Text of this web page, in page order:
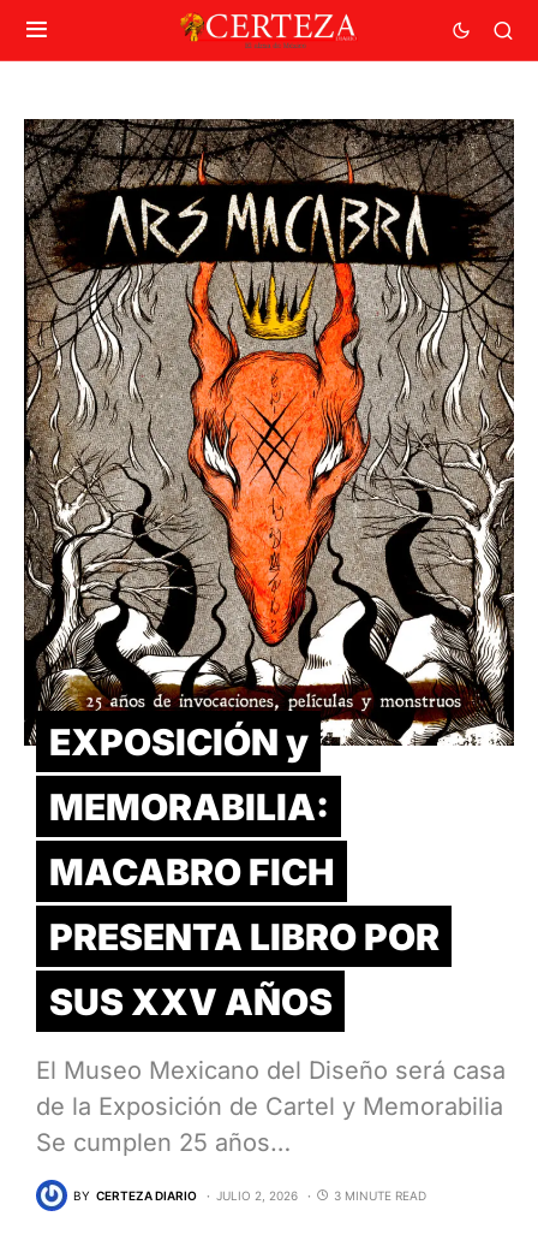
EXPOSICIÓN y
MEMORABILIA:
MACABRO FICH
PRESENTA LIBRO POR
SUS XXV AÑOS
El Museo Mexicano del Diseño será casa
de la Exposición de Cartel y Memorabilia
Se cumplen 25 años…
BY CERTEZA DIARIO JULIO 2, 2026 3 MINUTE READ